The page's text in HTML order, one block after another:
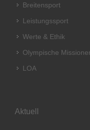
Breitensport
Leistungssport
Werte & Ethik
Olympische
LOA
Aktuell